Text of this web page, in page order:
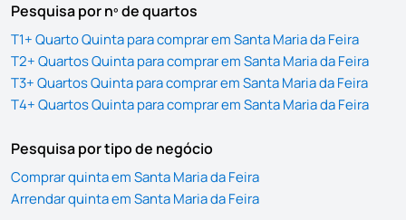
Pesquisa por nº de quartos
T1+ Quarto Quinta para comprar em Santa Maria da Feira
T2+ Quartos Quinta para comprar em Santa Maria da Feira
T3+ Quartos Quinta para comprar em Santa Maria da Feira
T4+ Quartos Quinta para comprar em Santa Maria da Feira
Pesquisa por tipo de negócio
Comprar quinta em Santa Maria da Feira
Arrendar quinta em Santa Maria da Feira